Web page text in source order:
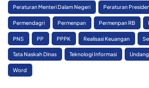
Peraturan Menteri Dalam Negeri Peraturan
Permendagri Permenpan Permenpan RB
PNS PP PPPK Realisasi Keuangan
Tata Naskah Dinas Teknologi Informasi
Word